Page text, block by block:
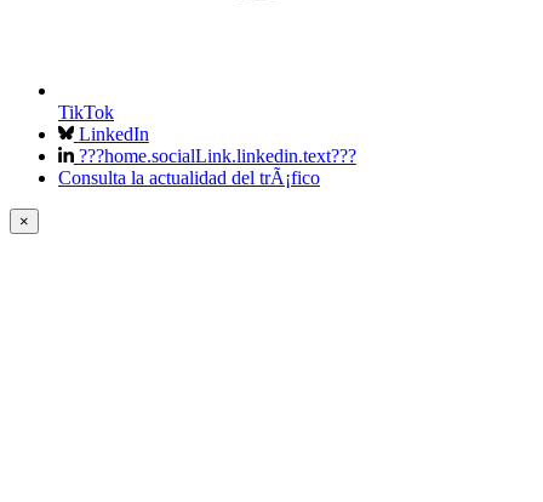
TikTok
LinkedIn
???home.socialLink.linkedin.text???
Consulta la actualidad del trÃ¡fico
×